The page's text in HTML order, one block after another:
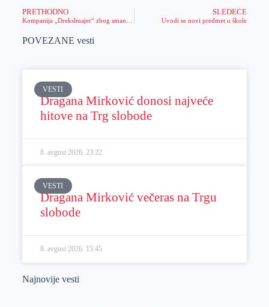
PRETHODNO SLEDEĆE
Uvodi se novi predmet u škole
POVEZANE vesti
VESTI
Dragana Mirković donosi najveće
hitove na Trg slobode
8. avgust 2026. 23:22
VESTI
Dragana Mirković večeras na Trgu
slobode
8. avgust 2026. 15:45
Najnovije vesti